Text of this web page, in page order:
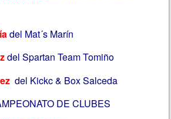
del Mat´s Marín
del Spartan Team Tomiño
del Kickc & Box Salceda
DE CLUBES